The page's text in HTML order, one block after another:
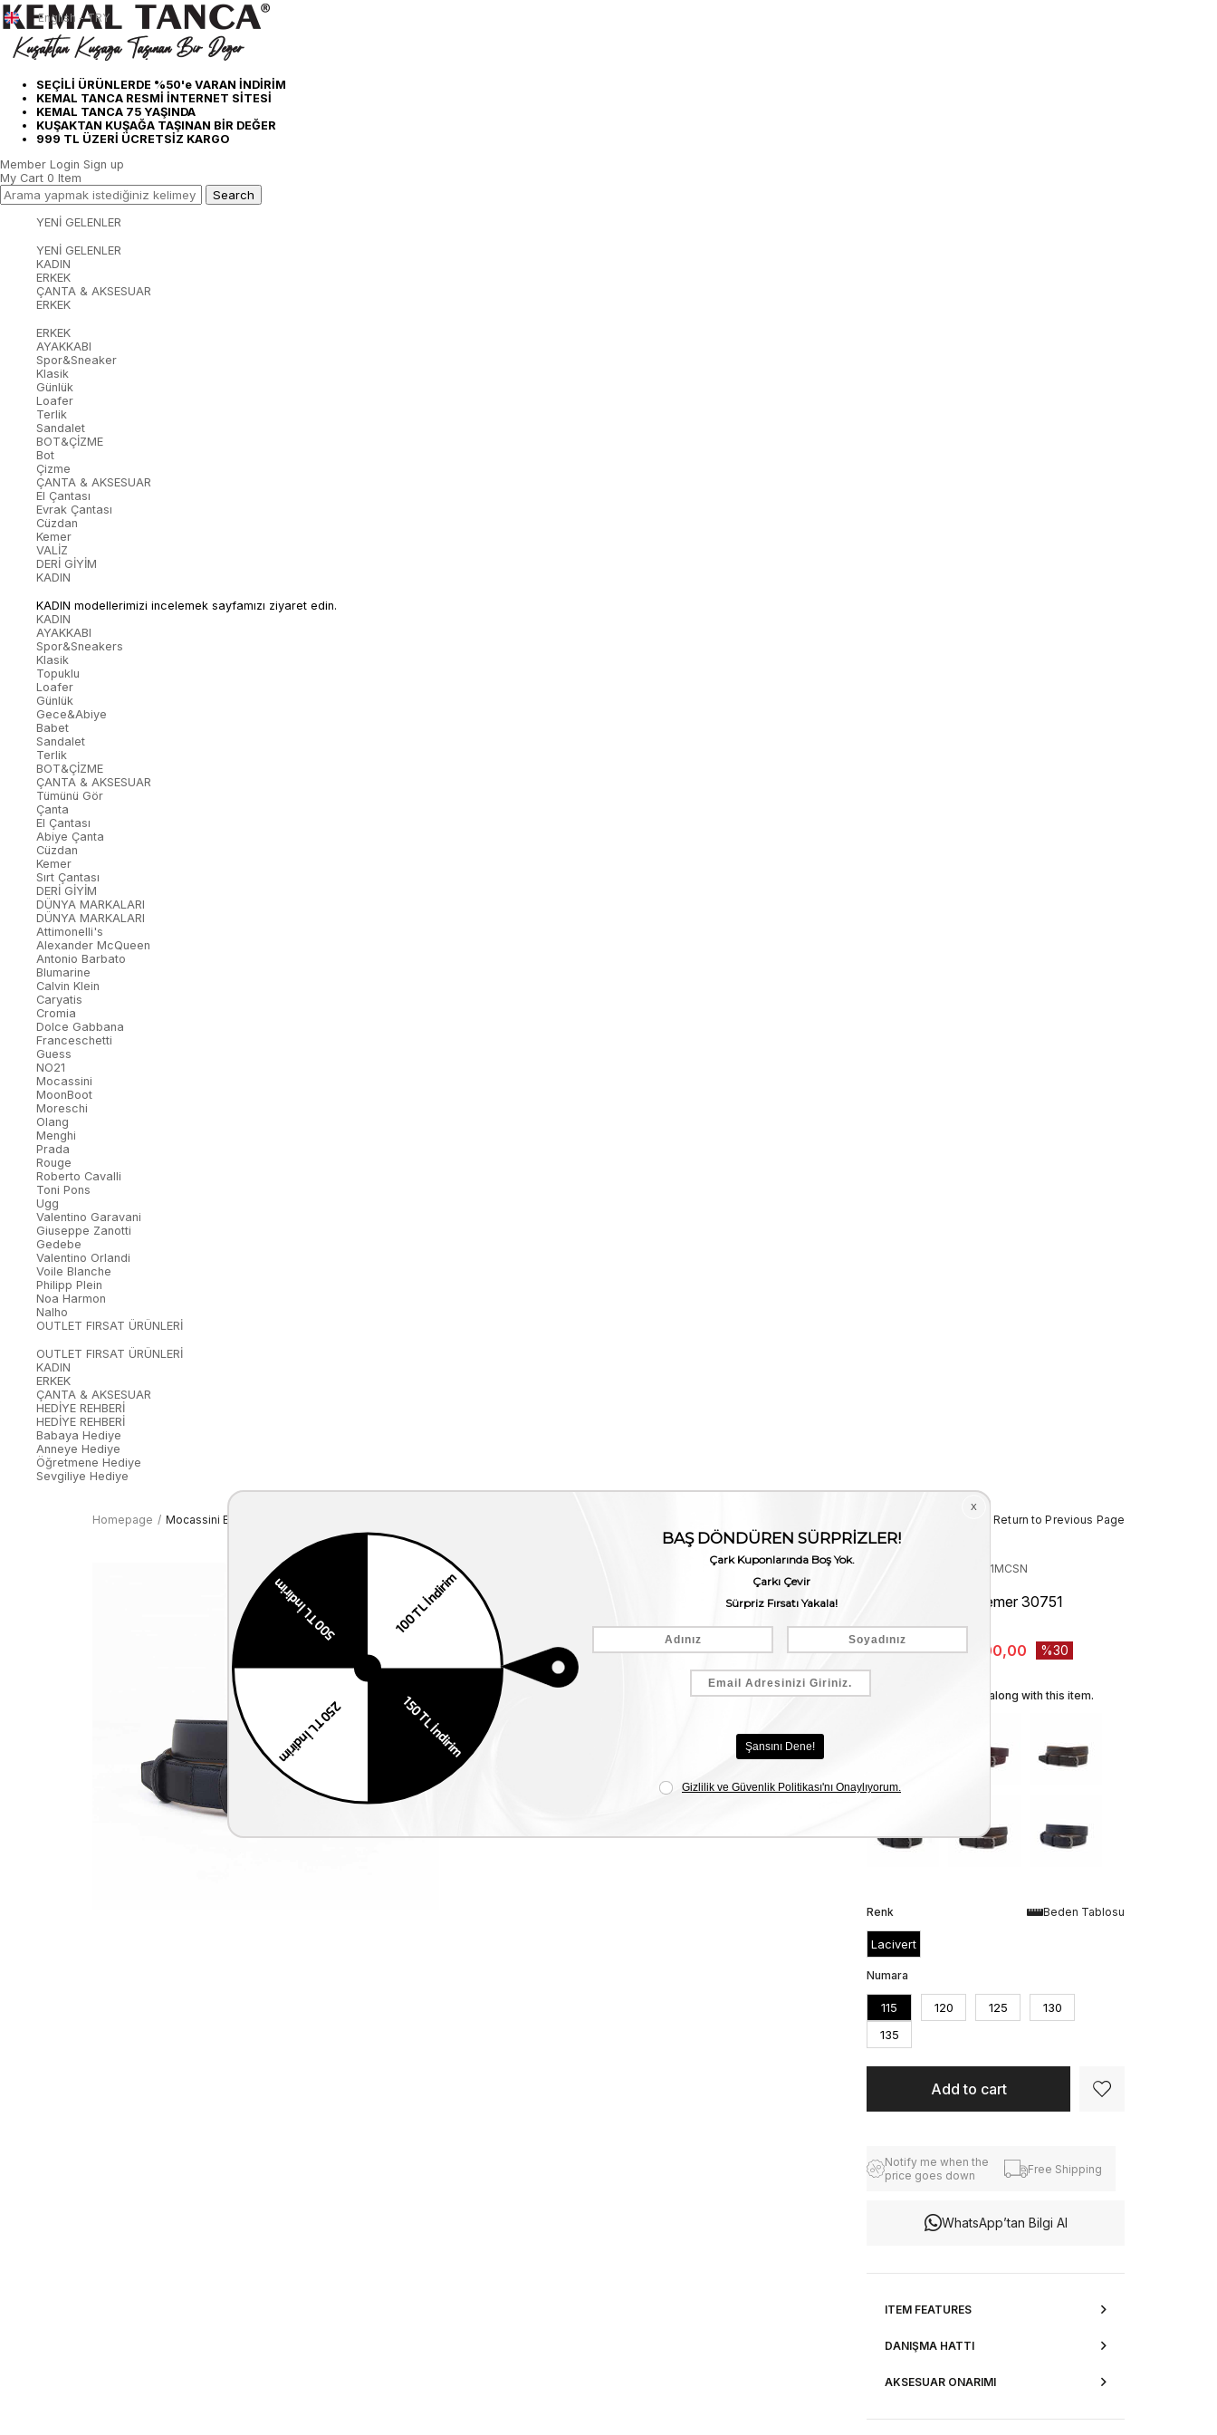
SEÇİLİ ÜRÜNLERDE %50'e VARAN İNDİRİM
KEMAL TANCA RESMİ İNTERNET SİTESİ
KEMAL TANCA 75 YAŞINDA
KUŞAKTAN KUŞAĞA TAŞINAN BİR DEĞER
999 TL ÜZERİ ÜCRETSİZ KARGO
English - TRY
Member Login Sign up
My Cart 0 Item
YENİ GELENLER
YENİ GELENLER
KADIN
ERKEK
ÇANTA & AKSESUAR
ERKEK
ERKEK
AYAKKABI
Spor&Sneaker
Klasik
Günlük
Loafer
Terlik
Sandalet
BOT&ÇİZME
Bot
Çizme
ÇANTA & AKSESUAR
El Çantası
Evrak Çantası
Cüzdan
Kemer
VALİZ
DERİ GİYİM
KADIN
KADIN modellerimizi incelemek sayfamızı ziyaret edin.
KADIN
AYAKKABI
Spor&Sneakers
Klasik
Topuklu
Loafer
Günlük
Gece&Abiye
Babet
Sandalet
Terlik
BOT&ÇİZME
ÇANTA & AKSESUAR
Tümünü Gör
Çanta
El Çantası
Abiye Çanta
Cüzdan
Kemer
Sırt Çantası
DERİ GİYİM
DÜNYA MARKALARI
DÜNYA MARKALARI
Attimonelli's
Alexander McQueen
Antonio Barbato
Blumarine
Calvin Klein
Caryatis
Cromia
Dolce Gabbana
Franceschetti
Guess
NO21
Mocassini
MoonBoot
Moreschi
Olang
Menghi
Prada
Rouge
Roberto Cavalli
Toni Pons
Ugg
Valentino Garavani
Giuseppe Zanotti
Gedebe
Valentino Orlandi
Voile Blanche
Philipp Plein
Noa Harmon
Nalho
OUTLET FIRSAT ÜRÜNLERİ
OUTLET FIRSAT ÜRÜNLERİ
KADIN
ERKEK
ÇANTA & AKSESUAR
HEDİYE REHBERİ
HEDİYE REHBERİ
Babaya Hediye
Anneye Hediye
Öğretmene Hediye
Sevgiliye Hediye
Homepage Mocassini Erkek Kemer 30751 < < Return to Previous Page
1.Ürüne %30 2.Ürüne %50 İndirim
Mocassini
(3060 001MCSN
Mocassini Erkek Kemer 30751
Stock Amount : 2
₺5.000,00 ₺3.500,00 30
We recommend these along with this item.
Beden Tablosu
Renk
Lacivert
Numara
115 120 125
130
135
Notify me when the
price goes down
Free Shipping
WhatsApp’tan Bilgi Al
ITEM FEATURES
DANIŞMA HATTI
AKSESUAR ONARIMI